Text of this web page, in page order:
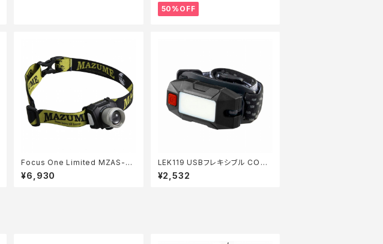
50%OFF
Focus One Limited MZAS-30
1 フ゛ラック
¥6,930
LEK119 USBフレキシブル CＯB
ヘッドランプ
¥2,532